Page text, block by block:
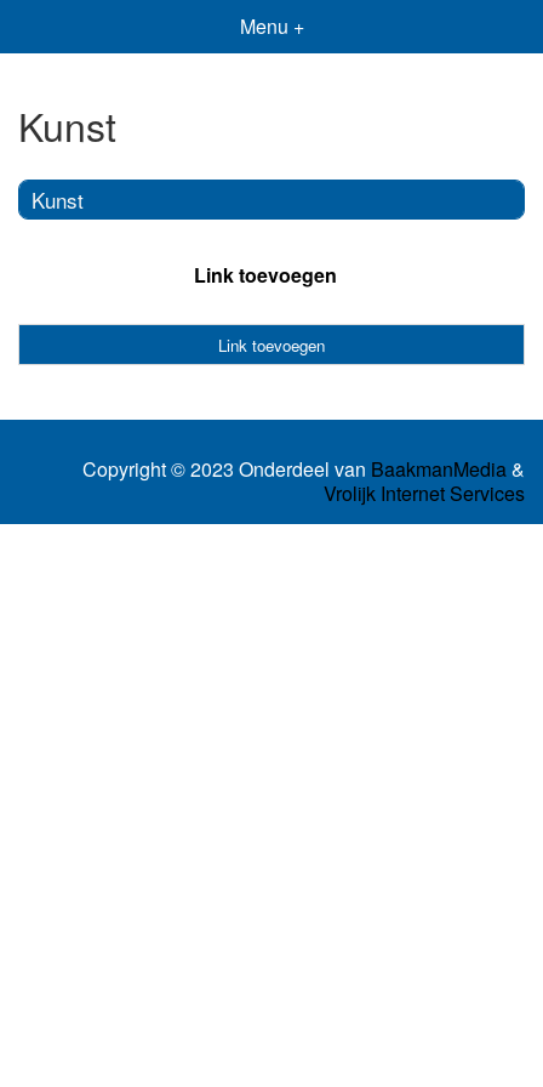
Menu +
Kunst
Kunst
Link toevoegen
Link toevoegen
Copyright © 2023 Onderdeel van BaakmanMedia&
Vrolijk Internet Services